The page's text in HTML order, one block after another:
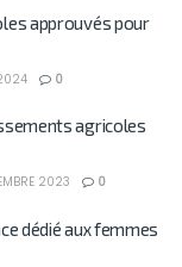
approuvés pour
0
agricoles
2023 0
dédié aux femmes